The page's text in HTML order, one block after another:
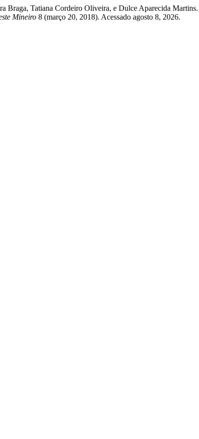
Tatiana Cordeiro Oliveira, e Dulce Aparecida
Mineiro 8 (março 20, 2018). Acessado agosto 8, 2026.